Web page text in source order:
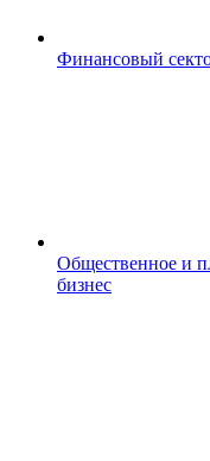
Финансовый
Общественное и
бизнес